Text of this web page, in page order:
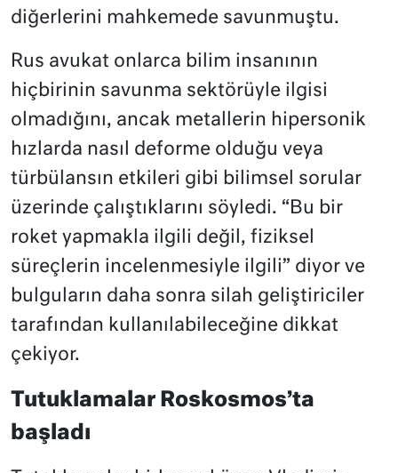
diğerlerini mahkemede savunmuştu.
Rus avukat onlarca bilim insanının
hiçbirinin savunma sektörüyle ilgisi
olmadığını, ancak metallerin hipersonik
hızlarda nasıl deforme olduğu veya
türbülansın etkileri gibi bilimsel sorular
üzerinde çalıştıklarını söyledi. “Bu bir
roket yapmakla ilgili değil, fiziksel
süreçlerin incelenmesiyle ilgili” diyor ve
bulguların daha sonra silah geliştiriciler
tarafından kullanılabileceğine dikkat
çekiyor.
Tutuklamalar Roskosmos’ta
başladı